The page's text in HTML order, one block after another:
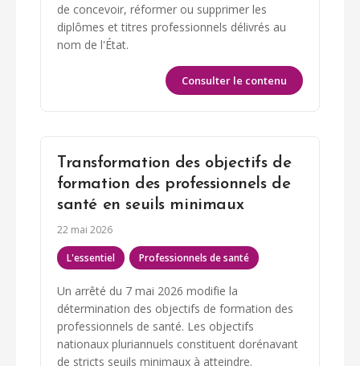
de concevoir, réformer ou supprimer les
diplômes et titres professionnels délivrés au
nom de l'État.
Consulter le contenu
Transformation des objectifs de
formation des professionnels de
santé en seuils minimaux
22 mai 2026
L'essentiel Professionnels de santé
Un arrêté du 7 mai 2026 modifie la
détermination des objectifs de formation des
professionnels de santé. Les objectifs
nationaux pluriannuels constituent dorénavant
de stricts seuils minimaux à atteindre.